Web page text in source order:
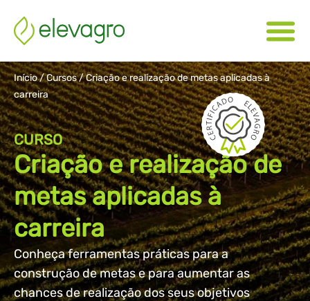
Início/Cursos/Criação e realização de metas aplicadas à
carreira
CURSO
Criação e realização de
metas aplicadas à
carreira
Conheça ferramentas práticas para a
construção de metas e para aumentar as
chances de realização dos seus objetivos